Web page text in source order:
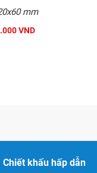
mm
VND
Chiết khấu hấp dẫn